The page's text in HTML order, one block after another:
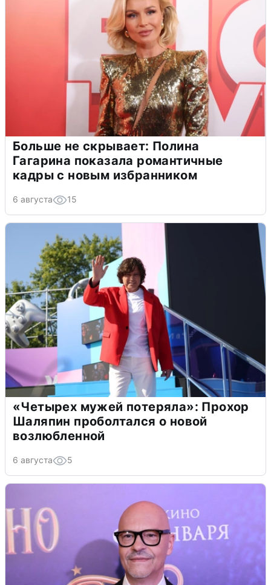
Больше не скрывает: Полина
Гагарина показала романтичные
кадры с новым избранником
6 августа 15
«Четырех мужей потеряла»: Прохор
Шаляпин проболтался о новой
возлюбленной
6 августа 5